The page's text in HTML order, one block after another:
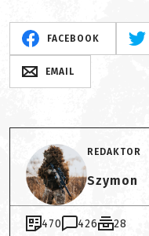
FACEBOOK
EMAIL
REDAKTOR
Szymon
470 426 28